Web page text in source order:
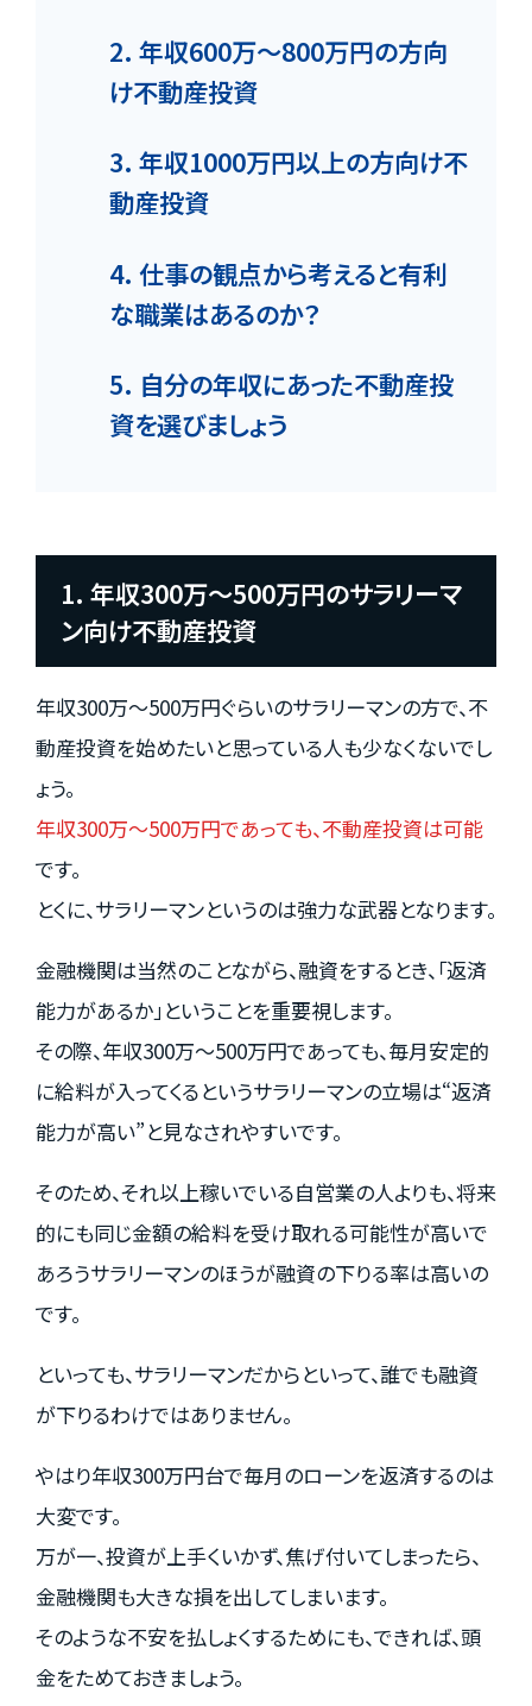
2. 年収600万～800万円の方向
け不動産投資
3. 年収1000万円以上の方向け不
動産投資
4. 仕事の観点から考えると有利
な職業はあるのか？
5. 自分の年収にあった不動産投
資を選びましょう
1. 年収300万～500万円のサラリーマ
ン向け不動産投資
年収300万～500万円ぐらいのサラリーマンの方で、不
動産投資を始めたいと思っている人も少なくないでし
ょう。
年収300万～500万円であっても、不動産投資は可能
です。
とくに、サラリーマンというのは強力な武器となります。
金融機関は当然のことながら、融資をするとき、「返済
能力があるか」ということを重要視します。
その際、年収300万～500万円であっても、毎月安定的
に給料が入ってくるというサラリーマンの立場は“返済
能力が高い”と見なされやすいです。
そのため、それ以上稼いでいる自営業の人よりも、将来
的にも同じ金額の給料を受け取れる可能性が高いで
あろうサラリーマンのほうが融資の下りる率は高いの
です。
といっても、サラリーマンだからといって、誰でも融資
が下りるわけではありません。
やはり年収300万円台で毎月のローンを返済するのは
大変です。
万が一、投資が上手くいかず、焦げ付いてしまったら、
金融機関も大きな損を出してしまいます。
そのような不安を払しょくするためにも、できれば、頭
金をためておきましょう。